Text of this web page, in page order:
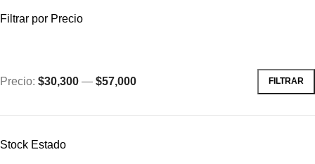
Filtrar por Precio
FILTRAR
Precio: $30,300 — $57,000
Stock Estado